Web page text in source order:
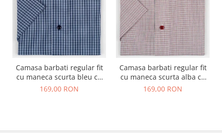
Camasa barbati regular fit
cu maneca scurta bleu cu
carouri bleumarin 2XL
169,00 RON
Camasa barbati regular fit
cu maneca scurta alba cu
caro rosu si negru - 2XL
169,00 RON